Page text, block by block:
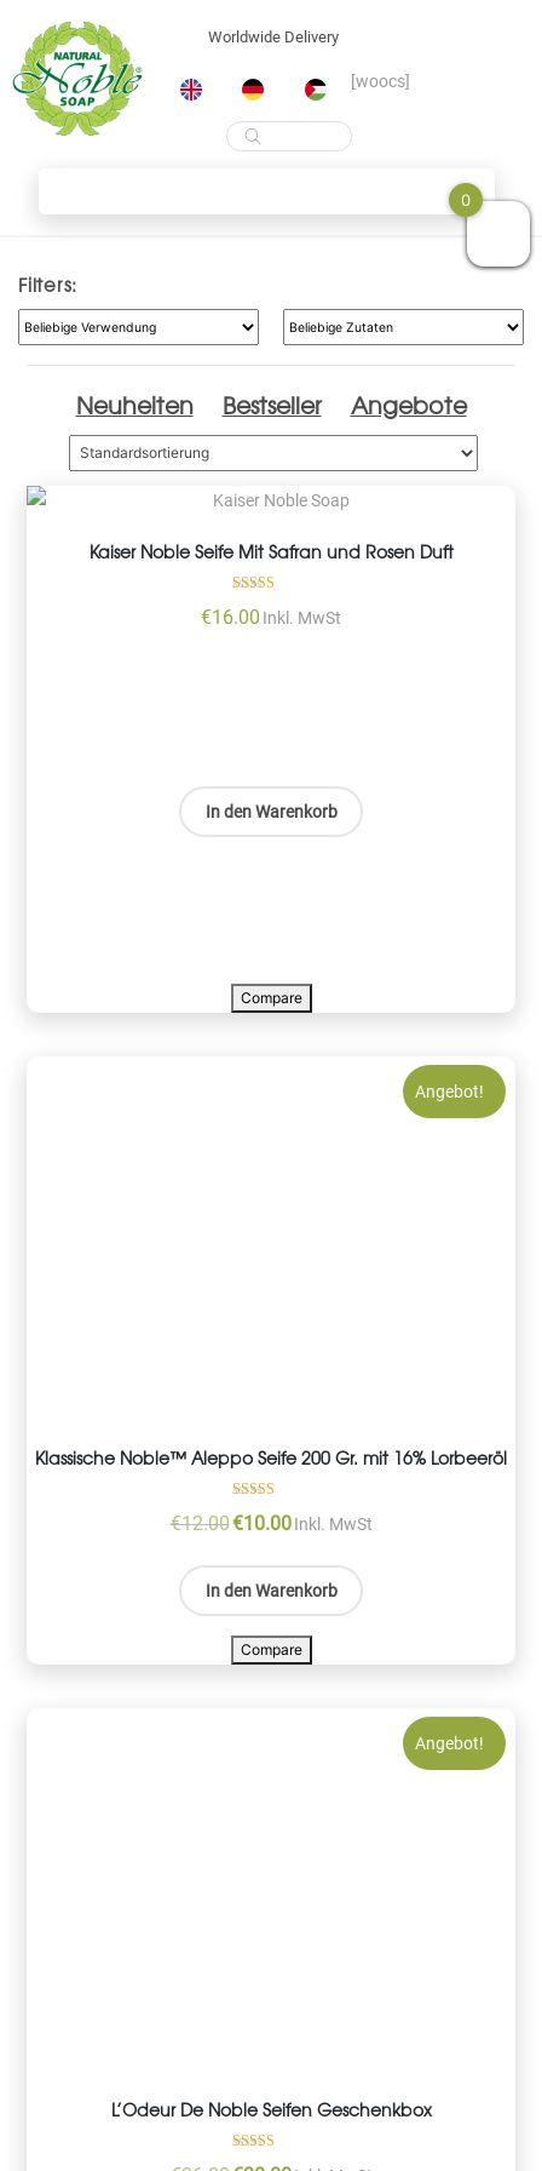
Worldwide Delivery
[woocs]
Products
search
Shop
Neuheiten Bestseller Angebote
Kaiser Noble Seife Mit Safran und Rosen Duft
5.00
€16.00 Inkl. MwSt
In den Warenkorb
Compare
Angebot!
Klassische Noble™ Aleppo Seife 200 Gr. mit 16% Lorbeeröl
Bewertet mit
5.00
€12.00Original
was:
€12.00.
€10.00Current
is:
€10.00.
Inkl. MwSt
In den Warenkorb
Compare
Angebot!
L’Odeur De Noble Seifen Geschenkbox
Bewertet mit
Filters:
0